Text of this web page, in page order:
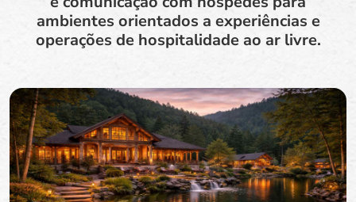
ambientes orientados a experiências e
operações de hospitalidade ao ar livre.